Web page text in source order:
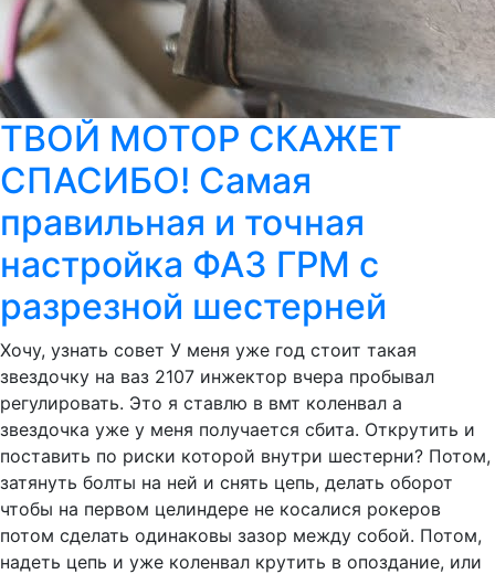
ТВОЙ МОТОР СКАЖЕТ
СПАСИБО! Самая
правильная и точная
настройка ФАЗ ГРМ с
разрезной шестерней
Хочу, узнать совет У меня уже год стоит такая
звездочку на ваз 2107 инжектор вчера пробывал
регулировать. Это я ставлю в вмт коленвал а
звездочка уже у меня получается сбита. Открутить и
поставить по риски которой внутри шестерни? Потом,
затянуть болты на ней и снять цепь, делать оборот
чтобы на первом целиндере не косалися рокеров
потом сделать одинаковы зазор между собой. Потом,
надеть цепь и уже коленвал крутить в опоздание, или